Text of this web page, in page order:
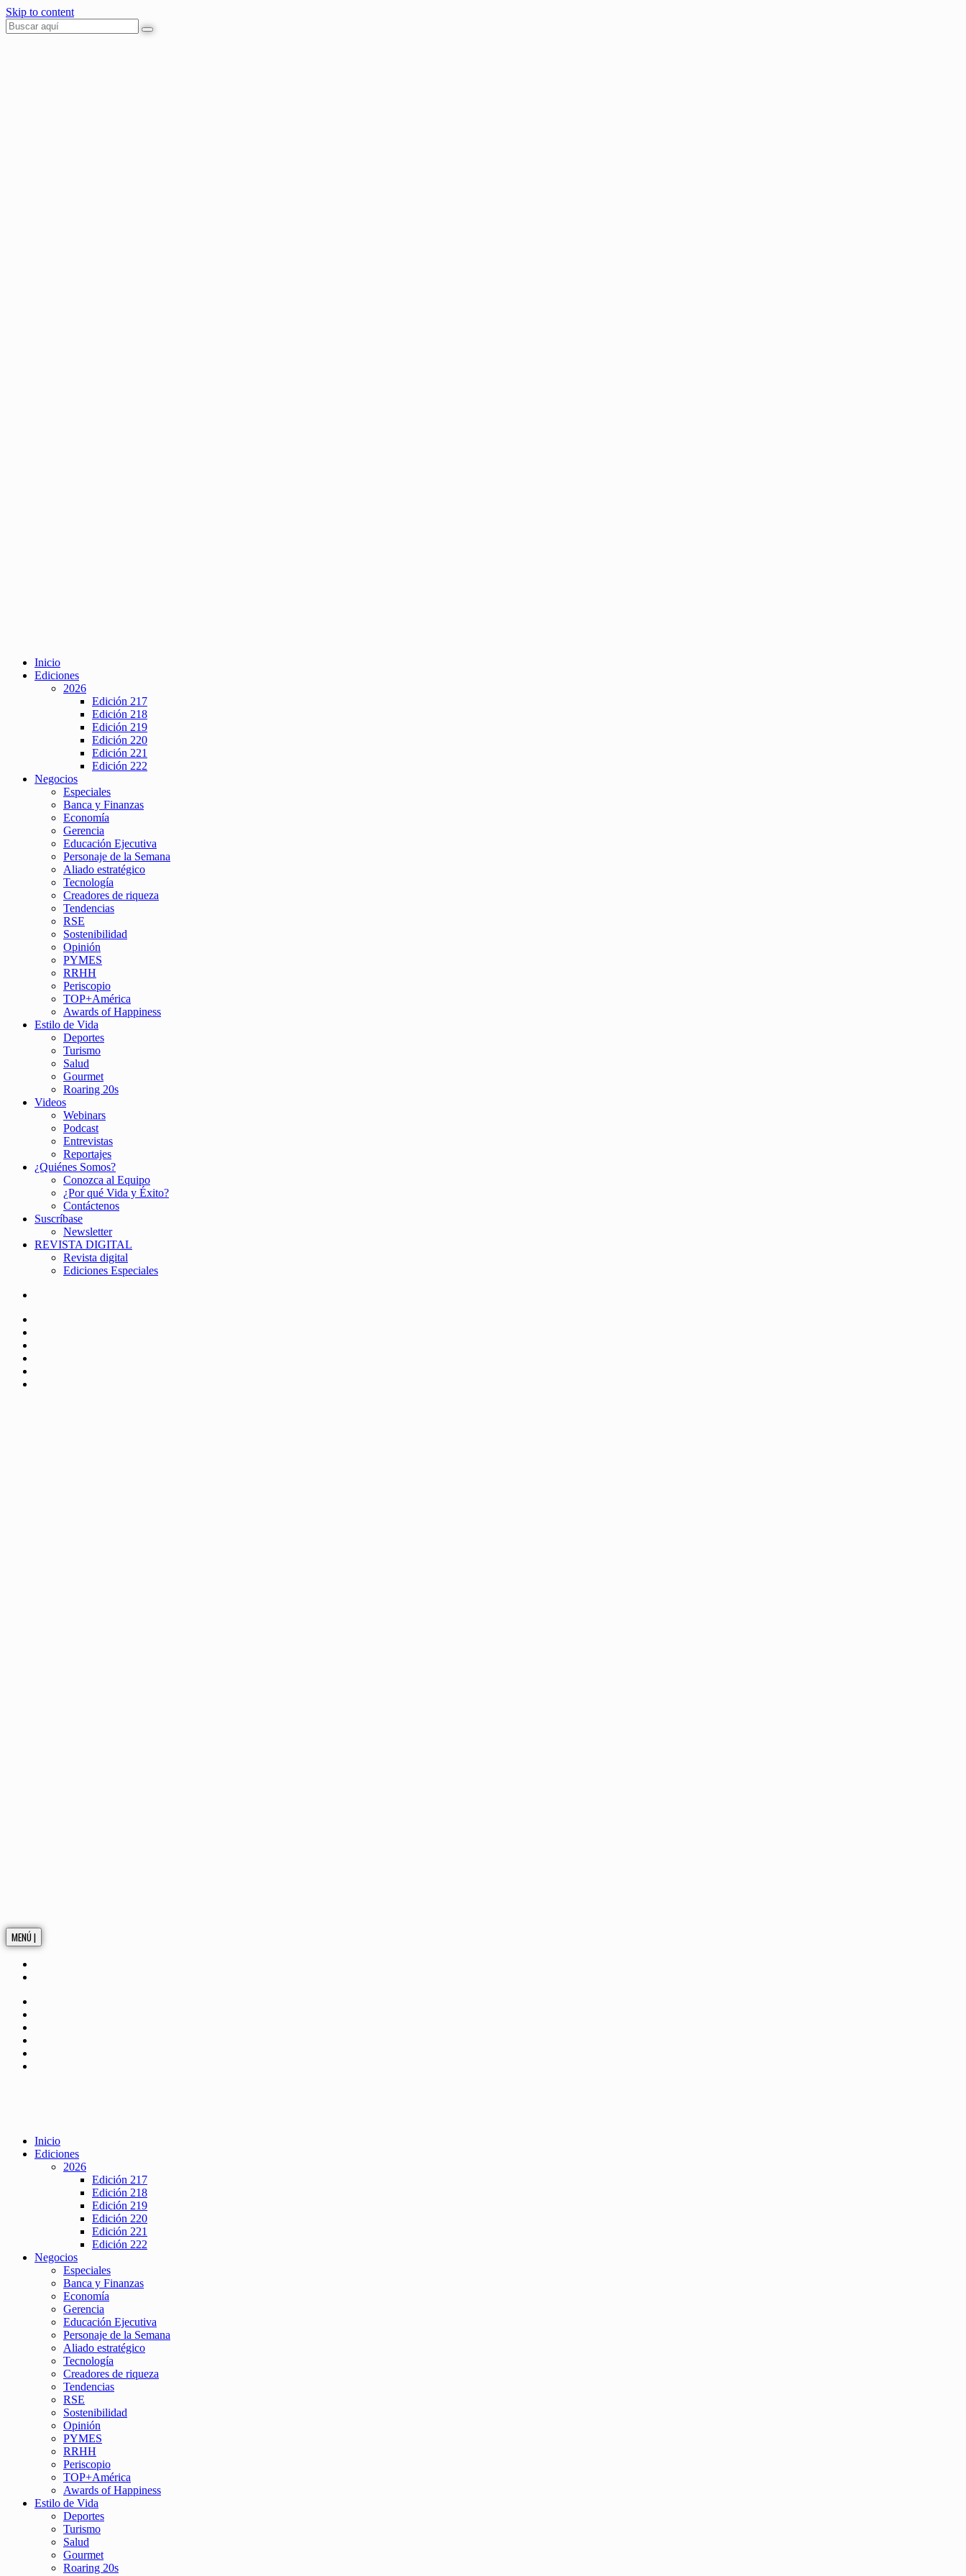
Skip to content
Inicio
Ediciones
2026
Edición 217
Edición 218
Edición 219
Edición 220
Edición 221
Edición 222
Negocios
Especiales
Banca y Finanzas
Economía
Gerencia
Educación Ejecutiva
Personaje de la Semana
Aliado estratégico
Tecnología
Creadores de riqueza
Tendencias
RSE
Sostenibilidad
Opinión
PYMES
RRHH
Periscopio
TOP+América
Awards of Happiness
Estilo de Vida
Deportes
Turismo
Salud
Gourmet
Roaring 20s
Videos
Webinars
Podcast
Entrevistas
Reportajes
¿Quiénes Somos?
Conozca al Equipo
¿Por qué Vida y Éxito?
Contáctenos
Suscríbase
Newsletter
REVISTA DIGITAL
Revista digital
Ediciones Especiales
MENÚ |
Inicio
Ediciones
2026
Edición 217
Edición 218
Edición 219
Edición 220
Edición 221
Edición 222
Negocios
Especiales
Banca y Finanzas
Economía
Gerencia
Educación Ejecutiva
Personaje de la Semana
Aliado estratégico
Tecnología
Creadores de riqueza
Tendencias
RSE
Sostenibilidad
Opinión
PYMES
RRHH
Periscopio
TOP+América
Awards of Happiness
Estilo de Vida
Deportes
Turismo
Salud
Gourmet
Roaring 20s